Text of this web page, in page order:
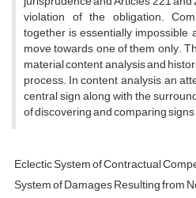
violation of the obligation.
together is essentially
move towards one of them only.
material content analysis and
process. In content analysis, an
central sign along with the
of discovering and comparing
Eclectic System of Contractual
System of Damages Resulting from